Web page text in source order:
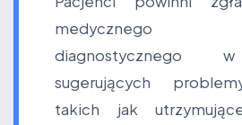
medycznego
diagnostycznego
sugerujących
takich jak